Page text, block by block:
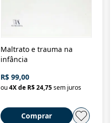
Maltrato e trauma na
infância
R$ 99,00
ou4X de R$ 24,75sem juros
Comprar